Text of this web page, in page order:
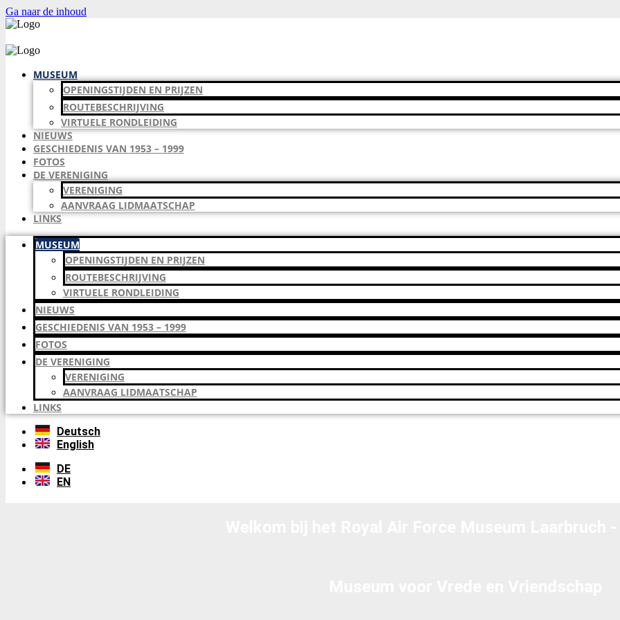
Ga naar de inhoud
MUSEUM
OPENINGSTIJDEN EN PRIJZEN
ROUTEBESCHRIJVING
VIRTUELE RONDLEIDING
NIEUWS
GESCHIEDENIS VAN 1953 – 1999
FOTOS
DE VERENIGING
VERENIGING
AANVRAAG LIDMAATSCHAP
LINKS
MUSEUM
OPENINGSTIJDEN EN PRIJZEN
ROUTEBESCHRIJVING
VIRTUELE RONDLEIDING
NIEUWS
GESCHIEDENIS VAN 1953 – 1999
FOTOS
DE VERENIGING
VERENIGING
AANVRAAG LIDMAATSCHAP
LINKS
Deutsch
English
DE
EN